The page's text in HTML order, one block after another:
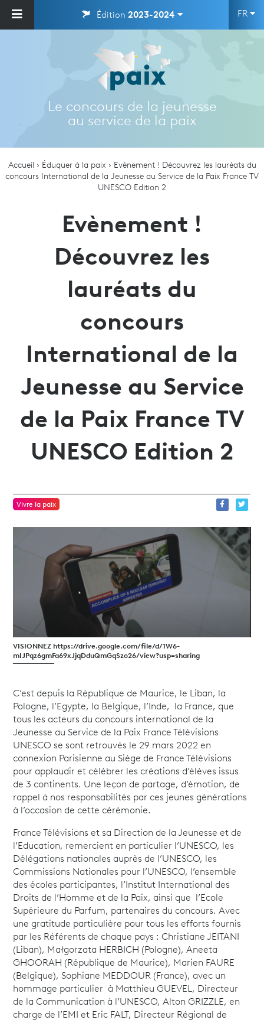
Édition 2023-2024 FR
Le concours de la jeunesse
au service de la paix
Accueil Éduquer à la paix
Evènement ! Découvrez les lauréats du
concours International de la Jeunesse au Service de la Paix France TV
UNESCO Edition 2
Evènement !
Découvrez les
lauréats du
concours
International de la
Jeunesse au Service
de la Paix France TV
UNESCO Edition 2
Vivre la paix
VISIONNEZ https://drive.google.com/file/d/1W6-
mIJPqz6gmFa69xJjqDduQmGqSzo26/view?usp=sharing
C’est depuis la République de Maurice, le Liban, la
Pologne, l’Egypte, la Belgique, l’Inde, la France, que
tous les acteurs du concours international de la
Jeunesse au Service de la Paix France Télévisions
UNESCO se sont retrouvés le 29 mars 2022 en
connexion Parisienne au Siège de France Télévisions
pour applaudir et célébrer les créations d’élèves issus
de 3 continents. Une leçon de partage, d’émotion, de
rappel à nos responsabilités par ces jeunes générations
à l’occasion de cette cérémonie.
France Télévisions et sa Direction de la Jeunesse et de
l’Education, remercient en particulier l’UNESCO, les
Délégations nationales auprès de l’UNESCO, les
Commissions Nationales pour l’UNESCO, l’ensemble
des écoles participantes, l’Institut International des
Droits de l’Homme et de la Paix, ainsi que l’Ecole
Supérieure du Parfum, partenaires du concours. Avec
une gratitude particulière pour tous les efforts fournis
par les Référents de chaque pays : Christiane JEITANI
(Liban), Małgorzata HERBICH (Pologne), Aneeta
GHOORAH (République de Maurice), Marien FAURE
(Belgique), Sophiane MEDDOUR (France), avec un
hommage particulier à Matthieu GUEVEL, Directeur
de la Communication à l’UNESCO, Alton GRIZZLE, en
charge de l’EMI et Eric FALT, Directeur Régional de